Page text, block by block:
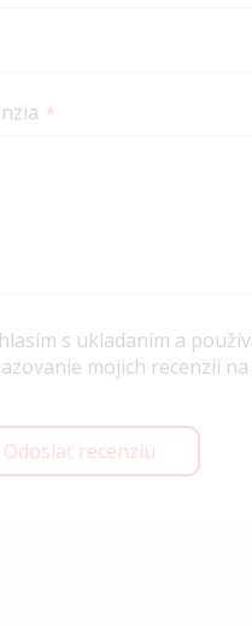
s ukladaním a
mojich recenzií
Odoslať recenziu